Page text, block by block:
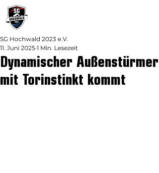
Dynamischer Außenstürmer
mit Torinstinkt kommt
SG Hochwald 2023 e.V.
11. Juni 2025 1 Min. Lesezeit